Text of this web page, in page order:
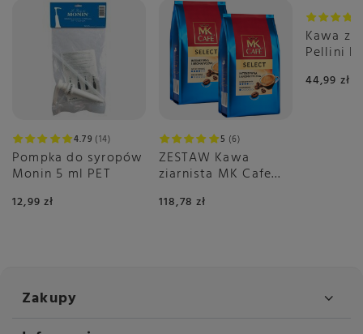
4.79 14
Pompka do syropów
Monin 5 ml PET
12,99 zł
5 6
ZESTAW Kawa
ziarnista MK Cafe
118,78 zł
Kawa
Pellini
44,99 zł
Zakupy